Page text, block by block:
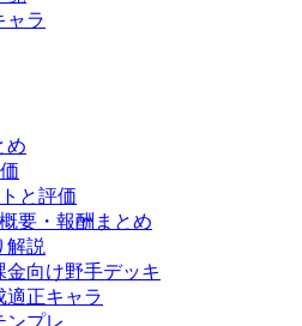
ャラ
め
と評価
要・報酬まとめ
解説
向け野手デッキ
適正キャラ
ンプレ